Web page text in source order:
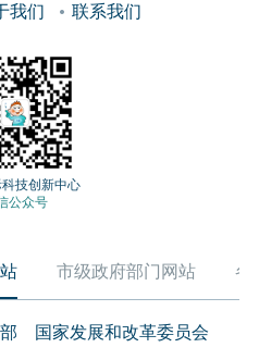
我们 联系我们
技创新中心
公众号
市级政府部门网站 各
国家发展和改革委员会